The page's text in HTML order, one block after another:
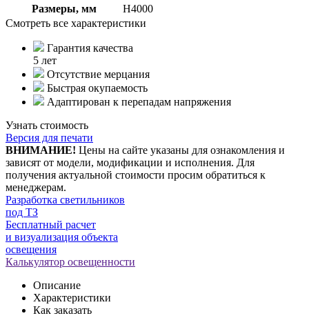
Размеры, мм
Н4000
Смотреть все характеристики
Гарантия качества
5 лет
Отсутствие мерцания
Быстрая окупаемость
Адаптирован к перепадам напряжения
Узнать стоимость
Версия для печати
ВНИМАНИЕ! Цены на сайте указаны для ознакомления и
зависят от модели, модификации и исполнения. Для
получения актуальной стоимости просим обратиться к
менеджерам.
Разработка светильников
под ТЗ
Бесплатный расчет
и визуализация объекта
освещения
Калькулятор освещенности
Описание
Характеристики
Как заказать